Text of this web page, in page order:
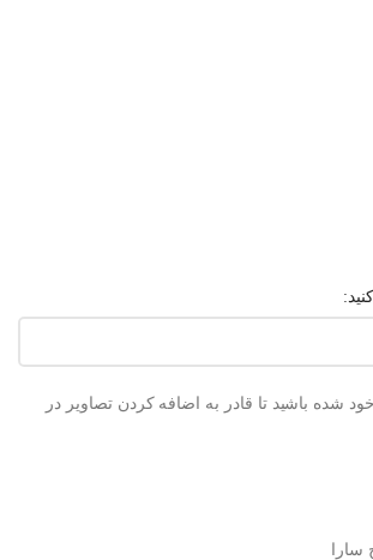
شده باشید تا قادر به اضافه کردن تصاویر در